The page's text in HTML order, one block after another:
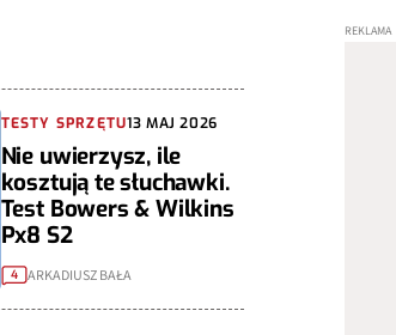
TESTY SPRZĘTU13 MAJ 2026
Nie uwierzysz, ile
kosztują te słuchawki.
Test Bowers & Wilkins
Px8 S2
4 ARKADIUSZ BAŁA